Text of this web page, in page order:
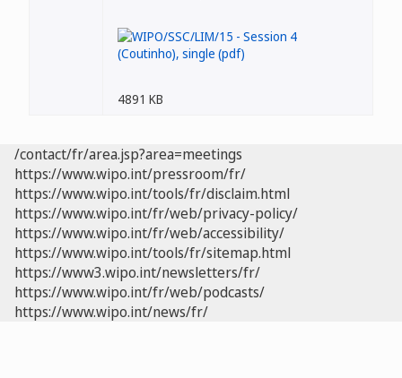
4891 KB
/contact/fr/area.jsp?area=meetings
https://www.wipo.int/pressroom/fr/
https://www.wipo.int/tools/fr/disclaim.html
https://www.wipo.int/fr/web/privacy-policy/
https://www.wipo.int/fr/web/accessibility/
https://www.wipo.int/tools/fr/sitemap.html
https://www3.wipo.int/newsletters/fr/
https://www.wipo.int/fr/web/podcasts/
https://www.wipo.int/news/fr/